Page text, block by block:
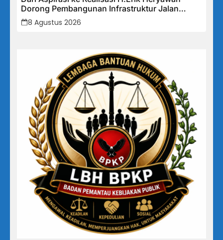
Dorong Pembangunan Infrastruktur Jalan
Cikalong Bunder
8 Agustus 2026